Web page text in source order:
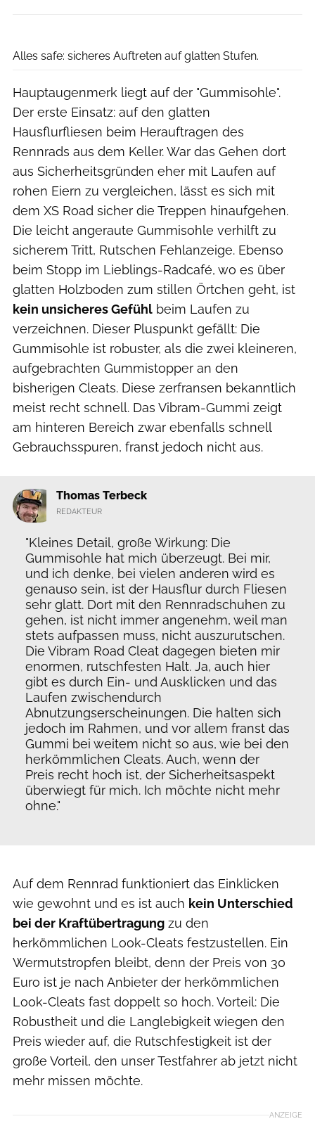
Alles safe: sicheres Auftreten auf glatten Stufen.
Hauptaugenmerk liegt auf der "Gummisohle".
Der erste Einsatz: auf den glatten
Hausflurfliesen beim Herauftragen des
Rennrads aus dem Keller. War das Gehen dort
aus Sicherheitsgründen eher mit Laufen auf
rohen Eiern zu vergleichen, lässt es sich mit
dem XS Road sicher die Treppen hinaufgehen.
Die leicht angeraute Gummisohle verhilft zu
sicherem Tritt, Rutschen Fehlanzeige. Ebenso
beim Stopp im Lieblings-Radcafé, wo es über
glatten Holzboden zum stillen Örtchen geht, ist
kein unsicheres Gefühl beim Laufen zu
verzeichnen. Dieser Pluspunkt gefällt: Die
Gummisohle ist robuster, als die zwei kleineren,
aufgebrachten Gummistopper an den
bisherigen Cleats. Diese zerfransen bekanntlich
meist recht schnell. Das Vibram-Gummi zeigt
am hinteren Bereich zwar ebenfalls schnell
Gebrauchsspuren, franst jedoch nicht aus.
Thomas Terbeck
REDAKTEUR
"Kleines Detail, große Wirkung: Die
Gummisohle hat mich überzeugt. Bei mir,
und ich denke, bei vielen anderen wird es
genauso sein, ist der Hausflur durch Fliesen
sehr glatt. Dort mit den Rennradschuhen zu
gehen, ist nicht immer angenehm, weil man
stets aufpassen muss, nicht auszurutschen.
Die Vibram Road Cleat dagegen bieten mir
enormen, rutschfesten Halt. Ja, auch hier
gibt es durch Ein- und Ausklicken und das
Laufen zwischendurch
Abnutzungserscheinungen. Die halten sich
jedoch im Rahmen, und vor allem franst das
Gummi bei weitem nicht so aus, wie bei den
herkömmlichen Cleats. Auch, wenn der
Preis recht hoch ist, der Sicherheitsaspekt
überwiegt für mich. Ich möchte nicht mehr
ohne."
Auf dem Rennrad funktioniert das Einklicken
wie gewohnt und es ist auch kein Unterschied
bei der Kraftübertragung zu den
herkömmlichen Look-Cleats festzustellen. Ein
Wermutstropfen bleibt, denn der Preis von 30
Euro ist je nach Anbieter der herkömmlichen
Look-Cleats fast doppelt so hoch. Vorteil: Die
Robustheit und die Langlebigkeit wiegen den
Preis wieder auf, die Rutschfestigkeit ist der
große Vorteil, den unser Testfahrer ab jetzt nicht
mehr missen möchte.
ANZEIGE